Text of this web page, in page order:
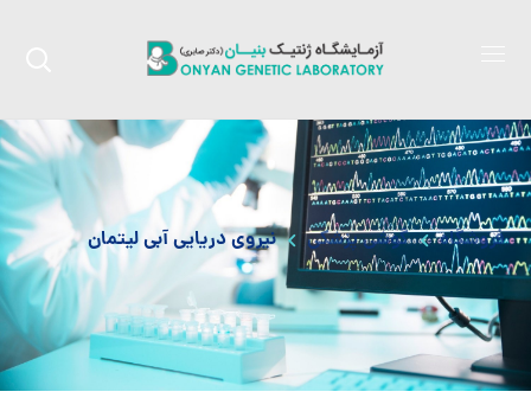
فروشگاه گوشی پزشکی نیروی دریایی آبی لیتمان